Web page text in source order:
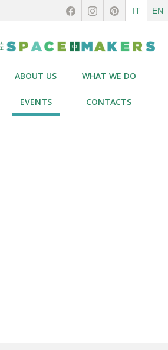
IT EN
ABOUT US WHAT WE DO
EVENTS CONTACTS